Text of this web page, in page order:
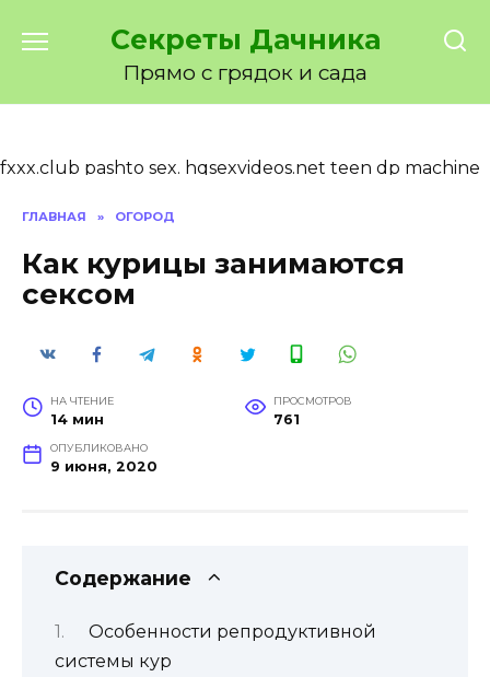
Секреты Дачника
Прямо с грядок и сада
fxxx.club pashto sex. hqsexvideos.net teen dp machine
ГЛАВНАЯ » ОГОРОД
Как курицы занимаются
сексом
НА ЧТЕНИЕ
14 мин
ПРОСМОТРОВ
761
ОПУБЛИКОВАНО
9 июня, 2020
Содержание
Особенности репродуктивной
системы кур